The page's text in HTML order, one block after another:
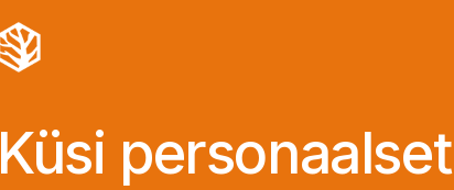
Küsi personaalset